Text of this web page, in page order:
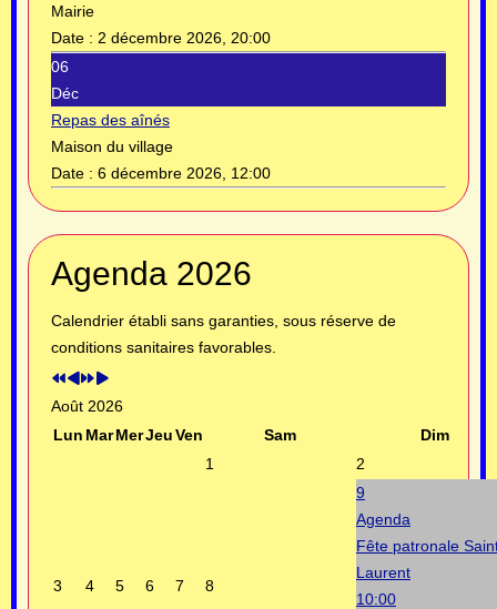
Mairie
Date : 2 décembre 2026, 20:00
06
Déc
Repas des aînés
Maison du village
Date : 6 décembre 2026, 12:00
Agenda 2026
Calendrier établi sans garanties, sous réserve de
conditions sanitaires favorables.
Année
précédente
précédent
suivante
suivant
Août 2026
Lun MarMerJeuVen Sam
Dim
1
2
3 4 5 6 7 8
9
Agenda
Fête patronale
Laurent
10:00